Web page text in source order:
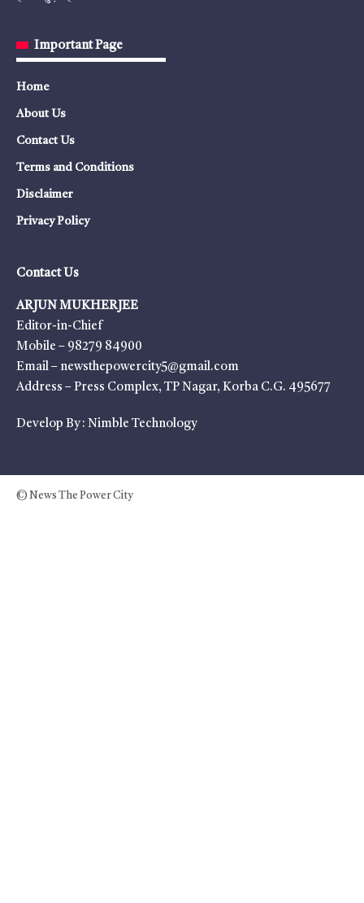
Important Page
Home
About Us
Contact Us
Terms and Conditions
Disclaimer
Privacy Policy
Contact Us
ARJUN MUKHERJEE
Editor-in-Chief
Mobile – 98279 84900
Email – newsthepowercity5@gmail.com
Address – Press Complex, TP Nagar, Korba C.G. 495677
Develop By : Nimble Technology
© News The Power City